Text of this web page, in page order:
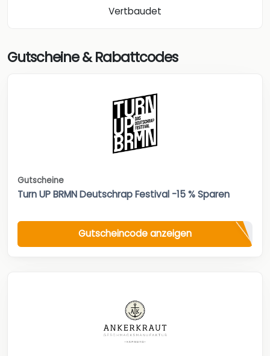
Vertbaudet
Gutscheine & Rabattcodes
Gutscheine
Turn UP BRMN Deutschrap Festival -15 % Sparen
Gutscheincode anzeigen